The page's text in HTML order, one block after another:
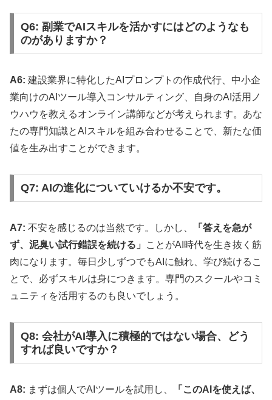
Q6: 副業でAIスキルを活かすにはどのようなも
のがありますか？
A6: 建設業界に特化したAIプロンプトの作成代行、中小企
業向けのAIツール導入コンサルティング、自身のAI活用ノ
ウハウを教えるオンライン講師などが考えられます。あな
たの専門知識とAIスキルを組み合わせることで、新たな価
値を生み出すことができます。
Q7: AIの進化についていけるか不安です。
A7: 不安を感じるのは当然です。しかし、
「答えを急が
ず、泥臭い試行錯誤を続ける」
ことがAI時代を生き抜く筋
肉になります。毎日少しずつでもAIに触れ、学び続けるこ
とで、必ずスキルは身につきます。専門のスクールやコミ
ュニティを活用するのも良いでしょう。
Q8: 会社がAI導入に積極的ではない場合、どう
すれば良いですか？
A8: まずは個人でAIツールを試用し、
「このAIを使えば、